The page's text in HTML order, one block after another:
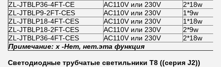
ZL-JTBLP36-4FT-CE
AC110V или 230V
2*18w
ZL-JTBLP9-2FT-CES
AC110V или 230V
1*9w
ZL-JTBLP18-4FT-CES
AC110V или 230V
1*18w
ZL-JTBLP18-2FT-CES
AC110V или 230V
2*9w
ZL-JTBLP36-4FT-CES
AC110V или 230V
2*18w
Примечание: x -Нет, нет.эта функция
Светодиодные трубчатые светильники T8 ((серия J2))